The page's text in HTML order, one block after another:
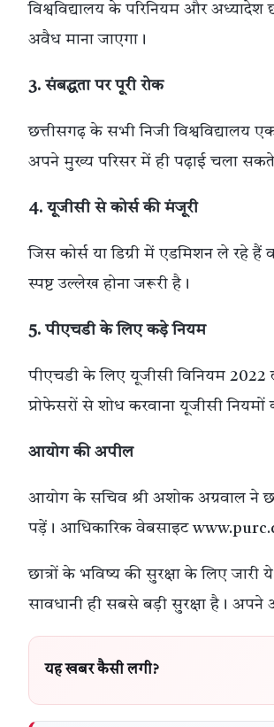
विश्वविद्यालय के परिनियम और अध्यादेश
अवैध माना जाएगा।
3. संबद्धता पर पूरी रोक
छत्तीसगढ़ के सभी निजी विश्वविद्यालय
अपने मुख्य परिसर में ही पढ़ाई चला
4. यूजीसी से कोर्स की मंजूरी
जिस कोर्स या डिग्री में एडमिशन ले रहे हैं
स्पष्ट उल्लेख होना जरूरी है।
5. पीएचडी के लिए कड़े नियम
पीएचडी के लिए यूजीसी विनियम 2022
प्रोफेसरों से शोध करवाना यूजीसी
आयोग की अपील
आयोग के सचिव श्री अशोक अग्रवाल ने
पड़ें। आधिकारिक वेबसाइट
छात्रों के भविष्य की सुरक्षा के लिए जारी
सावधानी ही सबसे बड़ी सुरक्षा है।
यह खबर कैसी लगी?